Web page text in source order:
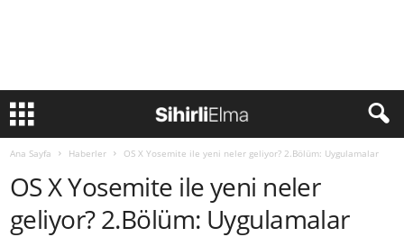
Ana Sayfa Haberler OS X Yosemite ile yeni neler geliyor? 2.Bölüm: Uygulamalar
OS X Yosemite ile yeni neler
geliyor? 2.Bölüm: Uygulamalar